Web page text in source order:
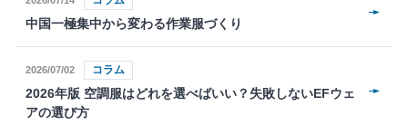
中国一極集中から変わる作業服づくり
2026/07/02 コラム
2026年版 空調服はどれを選べばいい？失敗しないEFウェ
アの選び方